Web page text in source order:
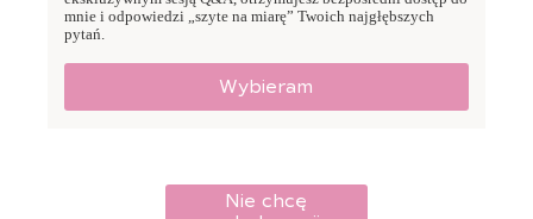
mnie i odpowiedzi „szyte na miarę” Twoich najgłębszych
pytań.
Wybieram
Nie chcę